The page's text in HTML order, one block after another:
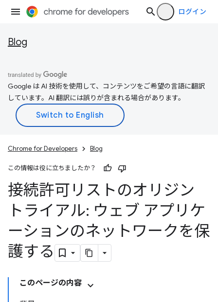
ログイン
Blog
Google は AI 技術を使用して、コンテンツをご希望の言語に翻訳
しています。AI 翻訳には誤りが含まれる場合があります。
Chrome for Developers Blog
この情報は役に立ちましたか？
接続許可リストのオリジン
トライアル: ウェブ アプリケ
ーションのネットワークを保
護する
このページの内容